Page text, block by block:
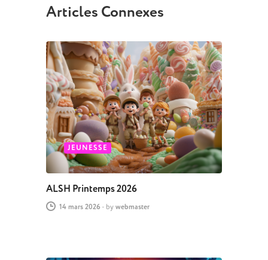
Articles Connexes
JEUNESSE
ALSH Printemps 2026
14 mars 2026 - by webmaster